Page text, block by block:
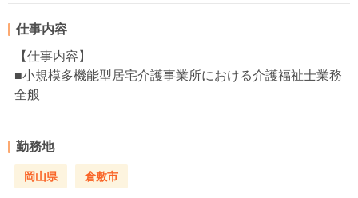
仕事内容
【仕事内容】
■小規模多機能型居宅介護事業所における介護福祉士業務
全般
勤務地
岡山県 倉敷市